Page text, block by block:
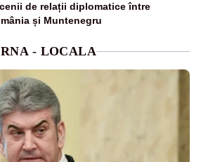
de relații diplomatice între
și Muntenegru
- LOCALA